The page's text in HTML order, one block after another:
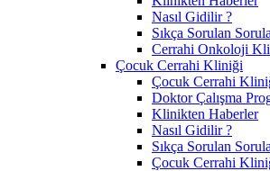
Nasıl Gidilir ?
Sıkça Sorulan
Cerrahi Onkoloji
Çocuk Cerrahi Kliniği
Çocuk Cerrahi
Doktor Çalışma
Klinikten Haberler
Nasıl Gidilir ?
Sıkça Sorulan
Çocuk Cerrahi